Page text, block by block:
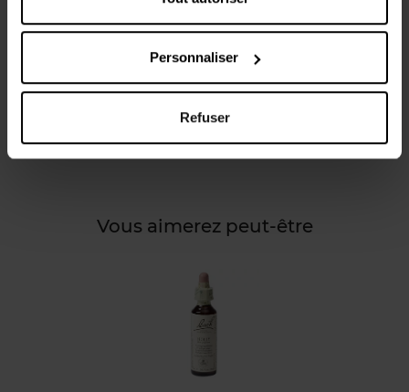
Personnaliser
Refuser
Un complément alimentaire ne doitpas se prendre en
Caractéristiques
Avis client
Vous aimerez peut-être